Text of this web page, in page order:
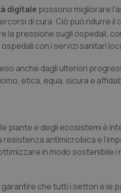
digitale possono migliorare
di cura. Ciò può ridurre
la pressione sugli ospedali,
con i servizi sanitari
anche dagli ulteriori
etica, equa, sicura e
piante e degli ecosistemi è
antimicrobica e
in modo sostenibile
che tutti i settori e le
Fornitore/
Dominio
Fornitore/Dominio
Google LLC
Google LLC
.youtube.com
sites-